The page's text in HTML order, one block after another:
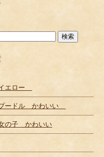
エロー
ードル かわいい
の子 かわいい